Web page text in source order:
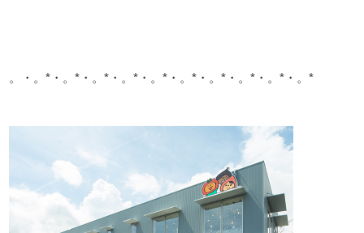
。・。*・。*・。*・。*・。*・。*・。*・。*・。*・。*